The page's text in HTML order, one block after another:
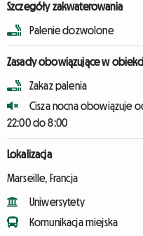
Szczegóły zakwaterowania
Palenie dozwolone
Zasady obowiązujące w
Zakaz palenia
Cisza nocna obowiązuje
22:00 do 8:00
Lokalizacja
Marseille, Francja
Uniwersytety
Komunikacja miejska